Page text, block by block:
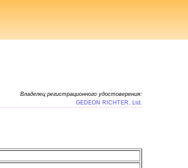
Владелец регистрационного удостоверения:
GEDEON RICHTER, Ltd.